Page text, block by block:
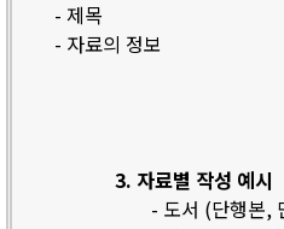
- 제목
- 자료의 정보
3. 자료별 작성 예시
- 도서 (단행본,